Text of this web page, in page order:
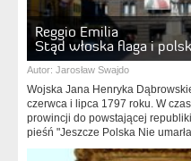
Reggio Emilia
Stąd włoska flaga i
Autor: Jarosław Swajdo
Wojska Jana Henryka
czerwca i lipca 1797 roku. W
prowincji do powstającej
pieśń "Jeszcze Polska Nie